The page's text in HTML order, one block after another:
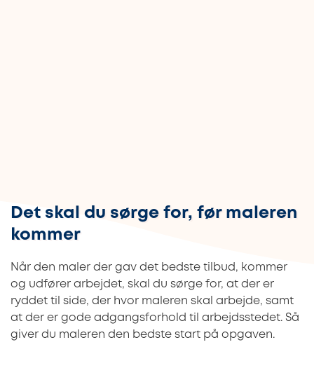
Det skal du sørge for, før maleren
kommer
Når den maler der gav det bedste tilbud, kommer
og udfører arbejdet, skal du sørge for, at der er
ryddet til side, der hvor maleren skal arbejde, samt
at der er gode adgangsforhold til arbejdsstedet. Så
giver du maleren den bedste start på opgaven.